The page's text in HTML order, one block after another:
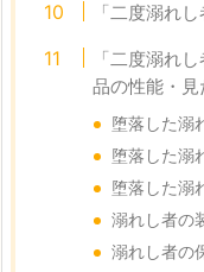
「二度溺れ
「二度溺れ
品の性能・見
堕落した溺
堕落した溺
堕落した溺
溺れし者の
溺れし者の